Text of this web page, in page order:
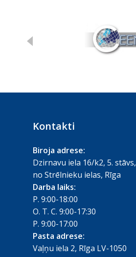
Kontakti
Biroja adrese:
Dzirnavu iela 16/k2, 5.
no Strēlnieku ielas, Rīga
Darba laiks:
P. 9:00-18:00
O. T. C. 9:00-17:30
P. 9:00-17:00
Pasta adrese:
Vaļņu iela 2, Rīga LV-1050